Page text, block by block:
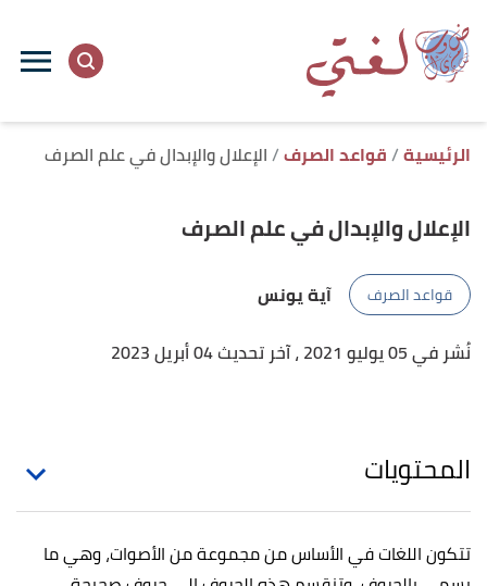
الرئيسية قواعد الصرف الإعلال والإبدال في علم الصرف
الإعلال والإبدال في علم الصرف
قواعد الصرف
آية يونس
نُشر في 05 يوليو 2021
، آخر تحديث 04 أبريل 2023
المحتويات
تتكون اللغات في الأساس من مجموعة من الأصوات، وهي ما